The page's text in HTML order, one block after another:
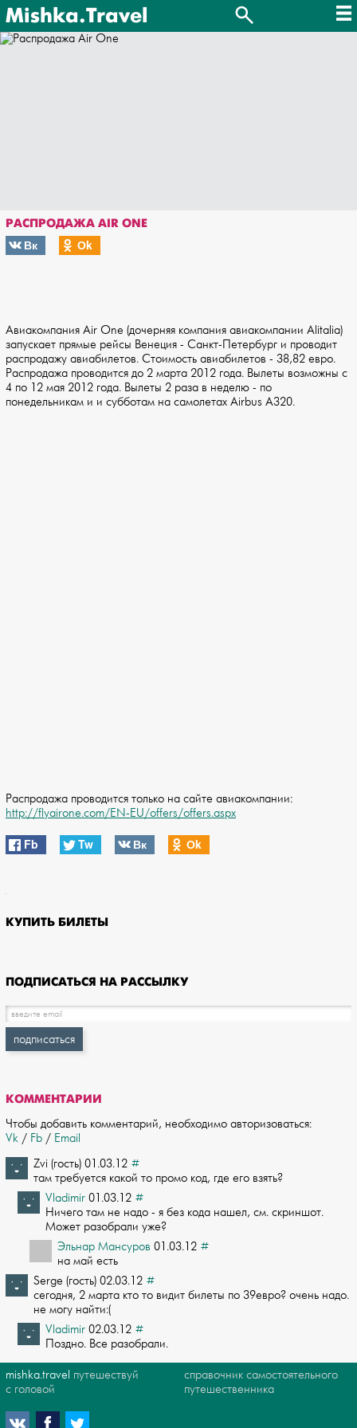
Mishka.Travel
РАСПРОДАЖА AIR ONE
Вк
Оk
Авиакомпания Air One (дочерняя компания авиакомпании Alitalia)
запускает прямые рейсы Венеция - Санкт-Петербург и проводит
распродажу авиабилетов. Стоимость авиабилетов - 38,82 евро.
Распродажа проводится до 2 марта 2012 года. Вылеты возможны с
4 по 12 мая 2012 года. Вылеты 2 раза в неделю - по
понедельникам и и субботам на самолетах Airbus A320.
Распродажа проводится только на сайте авиакомпании:
http://flyairone.com/EN-EU/offers/offers.aspx
Fb Tw Вк Оk
КУПИТЬ БИЛЕТЫ
ПОДПИСАТЬСЯ НА РАССЫЛКУ
КОММЕНТАРИИ
Чтобы добавить комментарий, необходимо авторизоваться:
Vk / Fb / Email
Zvi (гость) 01.03.12 #
там требуется какой то промо код, где его взять?
Vladimir 01.03.12 #
Ничего там не надо - я без кода нашел, см. скриншот.
Может разобрали уже?
Эльнар Мансуров 01.03.12 #
на май есть
Serge (гость) 02.03.12 #
сегодня, 2 марта кто то видит билеты по 39евро? очень надо.
не могу найти:(
Vladimir 02.03.12 #
Поздно. Все разобрали.
mishka.travel путешествуй
с головой
справочник самостоятельного
путешественника